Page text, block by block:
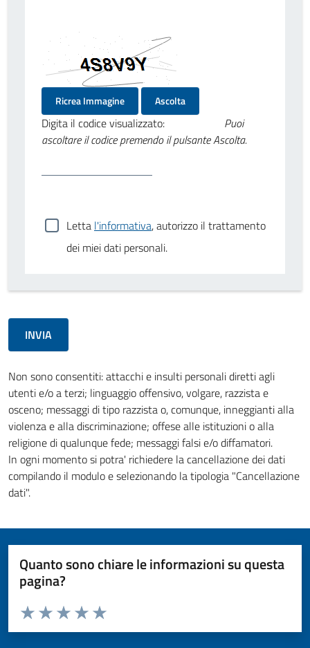
Ricrea Immagine Ascolta
Digita il codice visualizzato:
Puoi
ascoltare il codice premendo il pulsante Ascolta.
Letta l'informativa, autorizzo il trattamento
dei miei dati personali.
Non sono consentiti: attacchi e insulti personali diretti agli
utenti e/o a terzi; linguaggio offensivo, volgare, razzista e
osceno; messaggi di tipo razzista o, comunque, inneggianti alla
violenza e alla discriminazione; offese alle istituzioni o alla
religione di qualunque fede; messaggi falsi e/o diffamatori.
In ogni momento si potra' richiedere la cancellazione dei dati
compilando il modulo e selezionando la tipologia "Cancellazione
dati".
Quanto sono chiare le informazioni su questa
pagina?
Valuta da 1 a 5 stelle la pagina
Valuta 5 stelle su 5
Valuta 4 stelle su 5
Valuta 3 stelle su 5
Valuta 2 stelle su 5
Valuta 1 stelle su 5